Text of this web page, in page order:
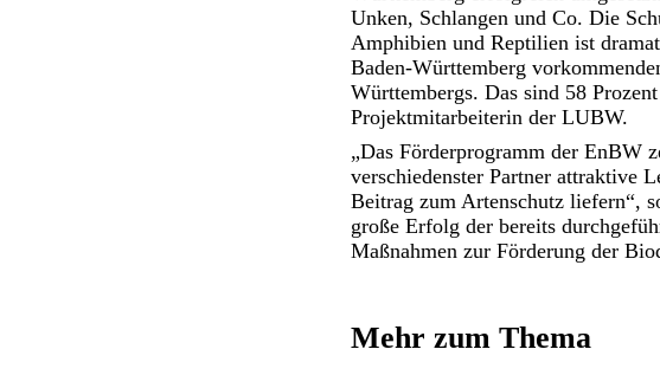
Unken, Schlangen und Co. Die
Amphibien und Reptilien ist
Baden-Württemberg
Württembergs. Das sind 58
Projektmitarbeiterin der LUBW.
„Das Förderprogramm der EnBW
verschiedenster Partner attraktive
Beitrag zum Artenschutz liefern“,
große Erfolg der bereits
Maßnahmen zur Förderung der
Mehr zum Thema